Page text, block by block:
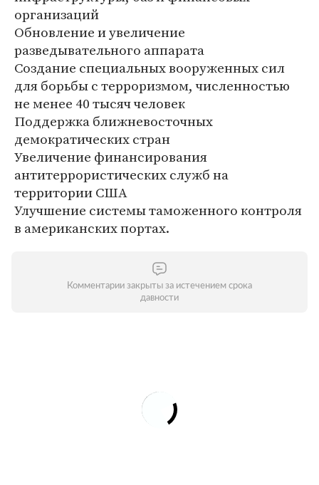
организаций
Обновление и увеличение
разведывательного аппарата
Создание специальных вооруженных сил
для борьбы с терроризмом, численностью
не менее 40 тысяч человек
Поддержка ближневосточных
демократических стран
Увеличение финансирования
антитеррористических служб на
территории США
Улучшение системы таможенного контроля
в американских портах.
Комментарии закрыты за истечением срока
давности